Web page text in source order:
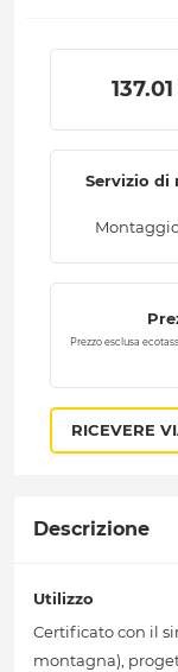
Servizio di
Prezzo esclusa
RICEVERE
Descrizione
Utilizzo
Certificato con il
montagna),